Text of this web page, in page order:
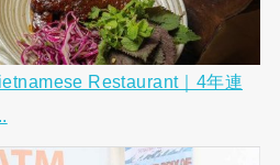
Restaurant｜4年連